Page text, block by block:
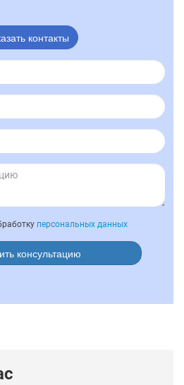
контакты
персональных данных
консультацию